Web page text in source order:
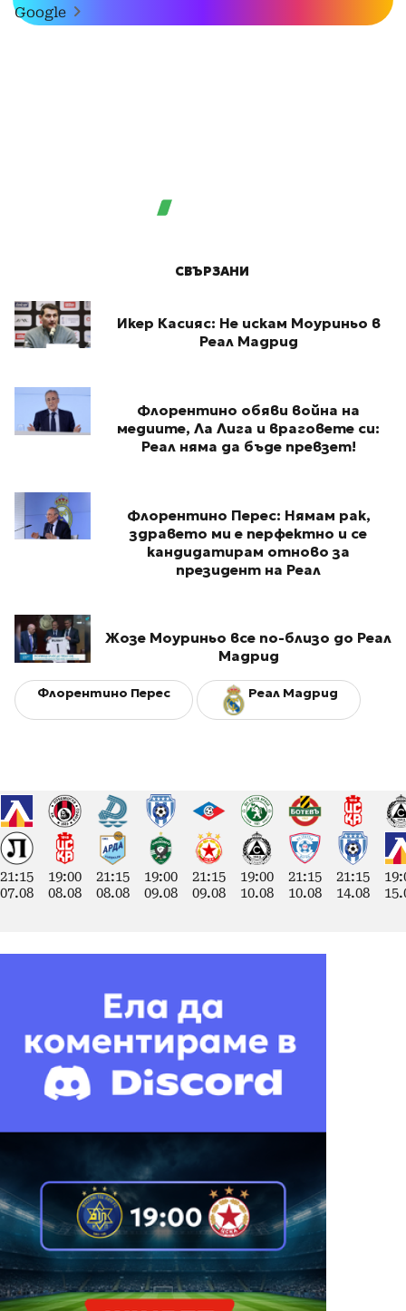
Google
СВЪРЗАНИ
Икер Касияс: Не искам Моуриньо в
Реал Мадрид
Флорентино обяви война на
медиите, Ла Лига и враговете си:
Реал няма да бъде превзет!
Флорентино Перес: Нямам рак,
здравето ми е перфектно и се
кандидатирам отново за
президент на Реал
Жозе Моуриньо все по-близо до Реал
Мадрид
Флорентино Перес Реал Мадрид
21:15
07.08
19:00
08.08
21:15
08.08
19:00
09.08
21:15
09.08
19:00
10.08
21:15
10.08
21:15
14.08